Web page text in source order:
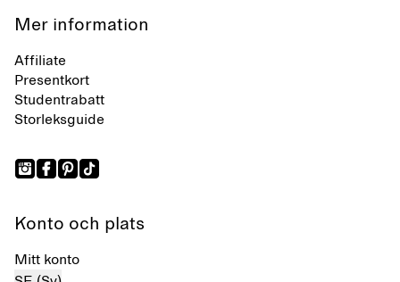
Mer information
Affiliate
Presentkort
Studentrabatt
Storleksguide
Konto och plats
Mitt konto